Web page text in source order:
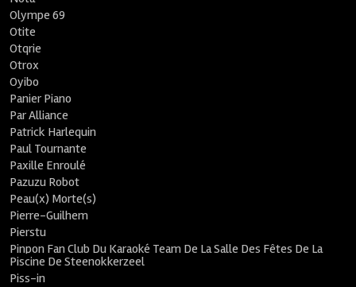
Olympe 69
Otite
Otqrie
Otrox
Oyibo
Panier Piano
Par Alliance
Patrick Harlequin
Paul Tournante
Paxille Enroulé
Pazuzu Robot
Peau(x) Morte(s)
Pierre-Guilhem
Pierstu
Pinpon Fan Club Du Karaoké Team De La Salle Des Fêtes De La
Piscine De Steenokkerzeel
Piss-in